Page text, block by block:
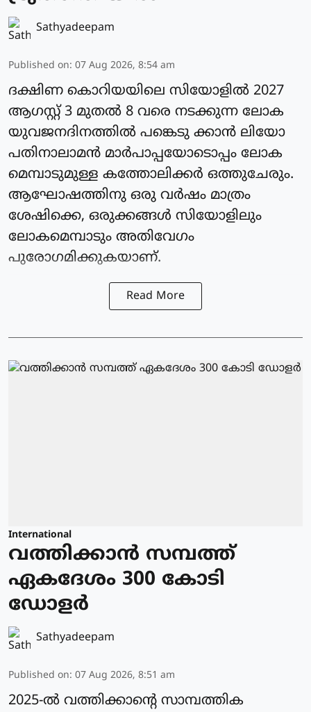
Sathyadeepam
Published on: 07 Aug 2026, 8:54 am
ദക്ഷിണ കൊറിയയിലെ സിയോളില്‍ 2027
ആഗസ്റ്റ് 3 മുതല്‍ 8 വരെ നടക്കുന്ന ലോക
യുവജനദിനത്തില്‍ പങ്കെടു ക്കാന്‍ ലിയോ
പതിനാലാമന്‍ മാര്‍പാപ്പയോടൊപ്പം ലോക
മെമ്പാടുമുള്ള കത്തോലിക്കര്‍ ഒത്തുചേരും.
ആഘോഷത്തിനു ഒരു വര്‍ഷം മാത്രം
ശേഷിക്കെ, ഒരുക്കങ്ങള്‍ സിയോളിലും
ലോകമെമ്പാടും അതിവേഗം
പുരോഗമിക്കുകയാണ്.
Read More
International
വത്തിക്കാന്‍ സമ്പത്ത്
ഏകദേശം 300 കോടി
ഡോളര്‍
Sathyadeepam
Published on: 07 Aug 2026, 8:51 am
2025-ല്‍ വത്തിക്കാന്റെ സാമ്പത്തിക